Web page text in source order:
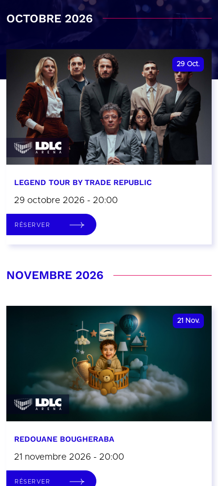
OCTOBRE 2026
29 Oct.
LEGEND TOUR BY TRADE REPUBLIC
29 octobre 2026 - 20:00
RÉSERVER
NOVEMBRE 2026
21 Nov.
REDOUANE BOUGHERABA
21 novembre 2026 - 20:00
RÉSERVER